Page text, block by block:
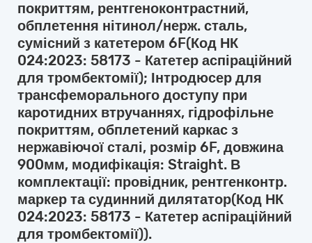
покриттям, рентгеноконтрастний,
обплетення нітинол/нерж. сталь,
сумісний з катетером 6F(Код НК
024:2023: 58173 - Катетер аспіраційний
для тромбектомії); Інтродюсер для
трансфеморального доступу при
каротидних втручаннях, гідрофільне
покриттям, обплетений каркас з
нержавіючої сталі, розмір 6F, довжина
900мм, модифікація: Straight. В
комплектації: провідник, рентгенконтр.
маркер та судинний дилятатор(Код НК
024:2023: 58173 - Катетер аспіраційний
для тромбектомії)).